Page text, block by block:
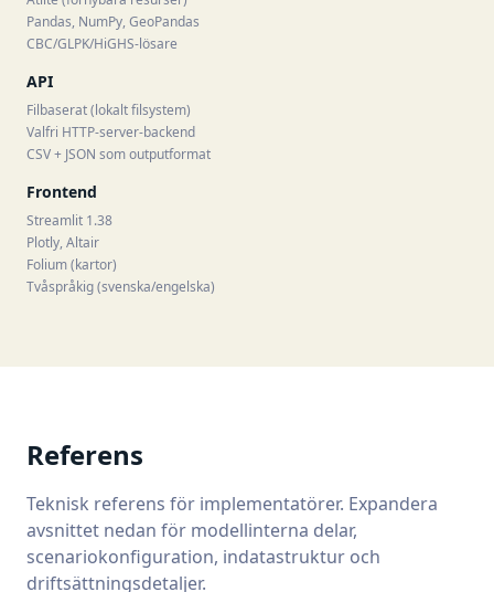
Pandas, NumPy, GeoPandas
CBC/GLPK/HiGHS-lösare
API
Filbaserat (lokalt filsystem)
Valfri HTTP-server-backend
CSV + JSON som outputformat
Frontend
Streamlit 1.38
Plotly, Altair
Folium (kartor)
Tvåspråkig (svenska/engelska)
Referens
Teknisk referens för implementatörer. Expandera
avsnittet nedan för modellinterna delar,
scenariokonfiguration, indatastruktur och
driftsättningsdetaljer.